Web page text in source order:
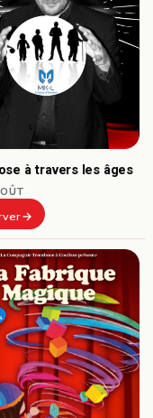
à travers les âges